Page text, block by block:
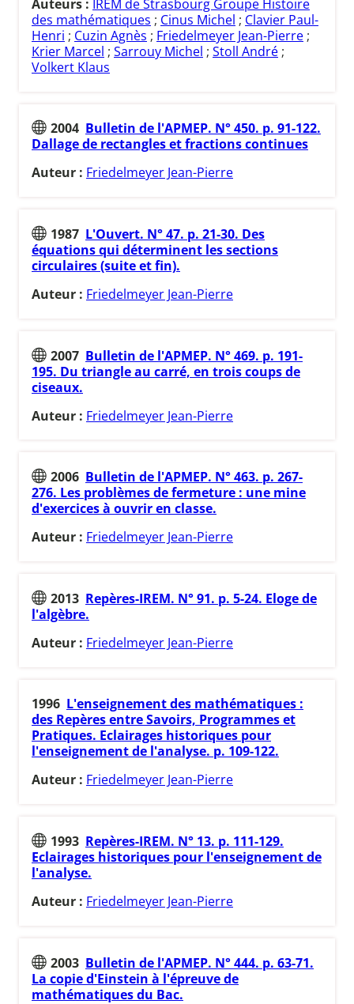
Auteurs : IREM de Strasbourg Groupe Histoire
des mathématiques ; Cinus Michel ; Clavier Paul-
Henri ; Cuzin Agnès ; Friedelmeyer Jean-Pierre ;
Krier Marcel ; Sarrouy Michel ; Stoll André ;
Volkert Klaus
2004 Bulletin de l'APMEP. N° 450. p. 91-122.
Dallage de rectangles et fractions continues
Auteur : Friedelmeyer Jean-Pierre
1987 L'Ouvert. N° 47. p. 21-30. Des
équations qui déterminent les sections
circulaires (suite et fin).
Auteur : Friedelmeyer Jean-Pierre
2007 Bulletin de l'APMEP. N° 469. p. 191-
195. Du triangle au carré, en trois coups de
ciseaux.
Auteur : Friedelmeyer Jean-Pierre
2006 Bulletin de l'APMEP. N° 463. p. 267-
276. Les problèmes de fermeture : une mine
d'exercices à ouvrir en classe.
Auteur : Friedelmeyer Jean-Pierre
2013 Repères-IREM. N° 91. p. 5-24. Eloge de
l'algèbre.
Auteur : Friedelmeyer Jean-Pierre
1996 L'enseignement des mathématiques :
des Repères entre Savoirs, Programmes et
Pratiques. Eclairages historiques pour
l'enseignement de l'analyse. p. 109-122.
Auteur : Friedelmeyer Jean-Pierre
1993 Repères-IREM. N° 13. p. 111-129.
Eclairages historiques pour l'enseignement de
l'analyse.
Auteur : Friedelmeyer Jean-Pierre
2003 Bulletin de l'APMEP. N° 444. p. 63-71.
La copie d'Einstein à l'épreuve de
mathématiques du Bac.